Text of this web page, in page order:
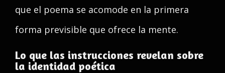
que el poema se acomode en la primera
forma previsible que ofrece la mente.
Lo que las instrucciones revelan sobre
la identidad poética